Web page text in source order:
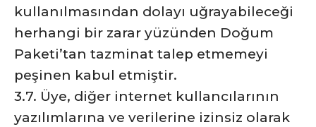
kullanılmasından dolayı uğrayabileceği
herhangi bir zarar yüzünden Doğum
Paketi’tan tazminat talep etmemeyi
peşinen kabul etmiştir.
3.7. Üye, diğer internet kullancılarının
yazılımlarına ve verilerine izinsiz olarak